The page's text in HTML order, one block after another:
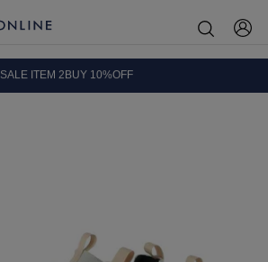
全国送料無料｜全品正規取扱